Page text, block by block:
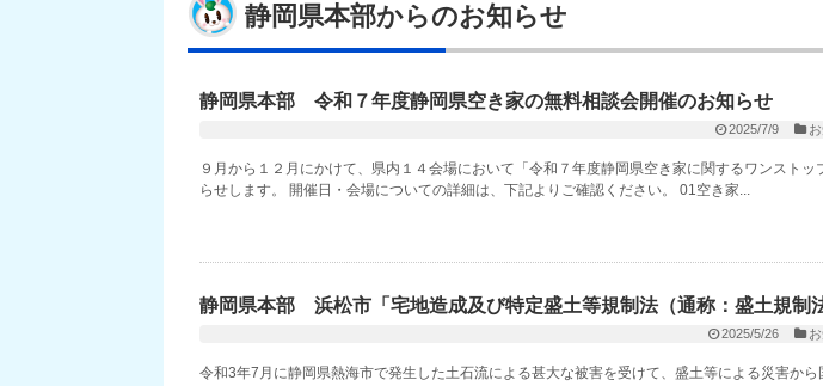
静岡県本部からのお知らせ
静岡県本部 令和７年度静岡県空き家の無料相談会開催のお知らせ
2025/7/9
９月から１２月にかけて、県内１４会場において「令和７年度静岡県空き家に関するワンスト
らせします。 開催日・会場についての詳細は、下記よりご確認ください。 01空き家...
静岡県本部 浜松市「宅地造成及び特定盛土等規制法（通称：盛土規制
2025/5/26
令和3年7月に静岡県熱海市で発生した土石流による甚大な被害を受けて、盛土等による災害か